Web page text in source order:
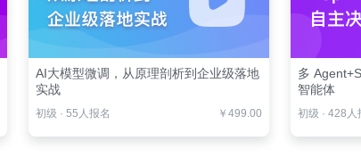
AI大模型微调，从原理剖析到企业级落地
实战
初级 · 55人报名 ￥499.00
多
智能体
初级 · 428人